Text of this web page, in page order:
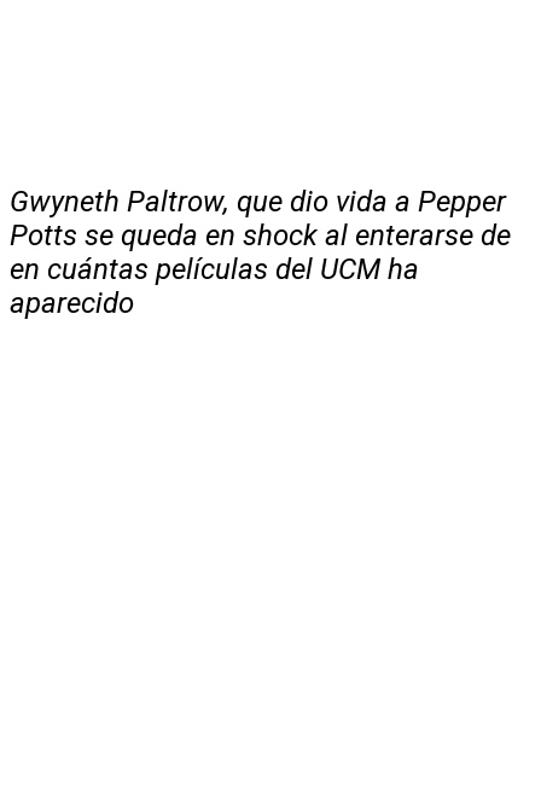
Gwyneth Paltrow, que dio vida a Pepper
Potts se queda en shock al enterarse de
en cuántas películas del UCM ha
aparecido